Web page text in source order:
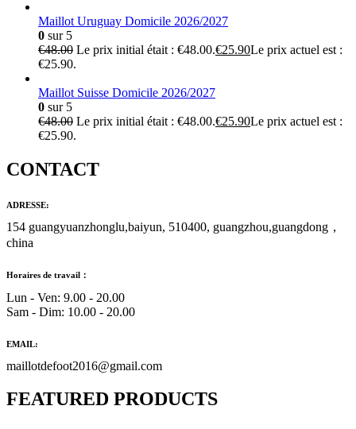
Maillot Uruguay Domicile 2026/2027
0 sur 5
€48.00 Le prix initial était : €48.00.€25.90Le prix actuel est :
€25.90.
Maillot Suisse Domicile 2026/2027
0 sur 5
€48.00 Le prix initial était : €48.00.€25.90Le prix actuel est :
€25.90.
CONTACT
ADRESSE:
154 guangyuanzhonglu,baiyun, 510400, guangzhou,guangdong，
china
Horaires de travail：
Lun - Ven: 9.00 - 20.00
Sam - Dim: 10.00 - 20.00
EMAIL:
maillotdefoot2016@gmail.com
FEATURED PRODUCTS